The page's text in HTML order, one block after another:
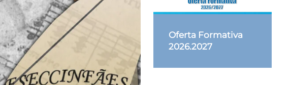
Oferta Formativa
2026.2027